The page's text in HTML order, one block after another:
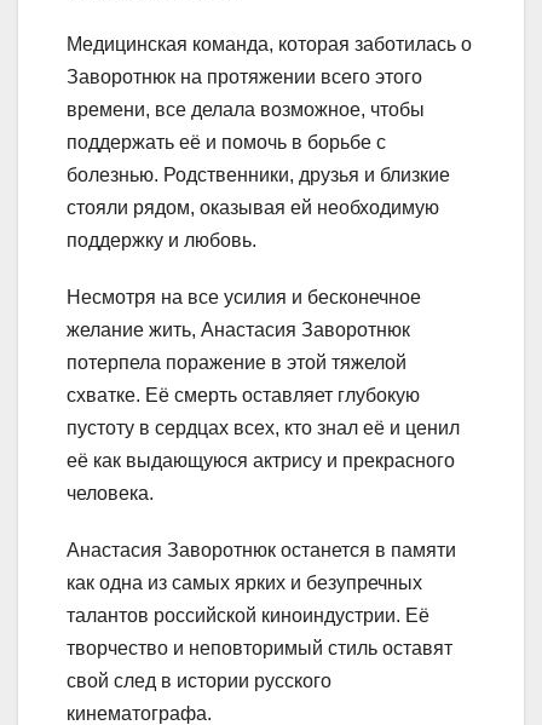
Медицинская команда, которая заботилась о
Заворотнюк на протяжении всего этого
времени, все делала возможное, чтобы
поддержать её и помочь в борьбе с
болезнью. Родственники, друзья и близкие
стояли рядом, оказывая ей необходимую
поддержку и любовь.
Несмотря на все усилия и бесконечное
желание жить, Анастасия Заворотнюк
потерпела поражение в этой тяжелой
схватке. Её смерть оставляет глубокую
пустоту в сердцах всех, кто знал её и ценил
её как выдающуюся актрису и прекрасного
человека.
Анастасия Заворотнюк останется в памяти
как одна из самых ярких и безупречных
талантов российской киноиндустрии. Её
творчество и неповторимый стиль оставят
свой след в истории русского
кинематографа.